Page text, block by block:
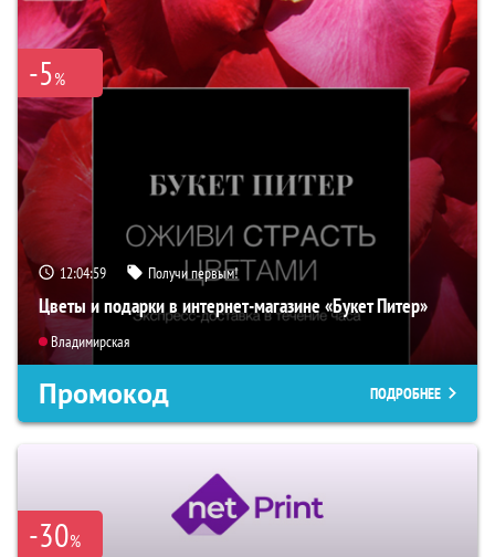
-5%
12:04:59 Получи первым!
Цветы и подарки в интернет-магазине «Букет Питер»
Владимирская
Промокод ПОДРОБНЕЕ
-30%